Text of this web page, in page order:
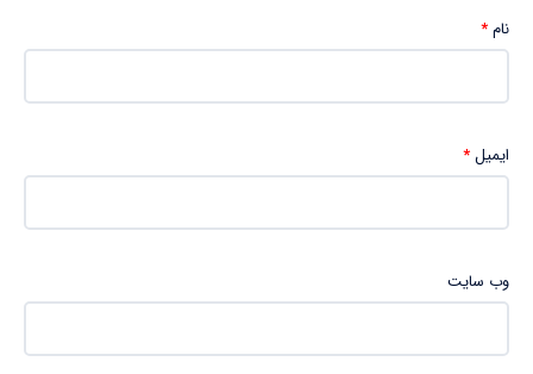
نام*
ایمیل*
وب‌ سایت